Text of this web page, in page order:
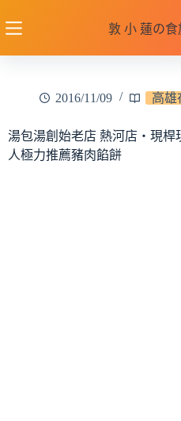
至
敦 小 蓮の食
2016/11/09 高雄
湯包湯創始老店 熱河店‧現桿
人極力推薦豬肉餡餅